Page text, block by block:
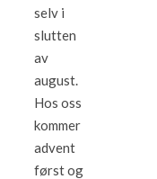
selv i
slutten
av
august.
Hos oss
kommer
advent
først og